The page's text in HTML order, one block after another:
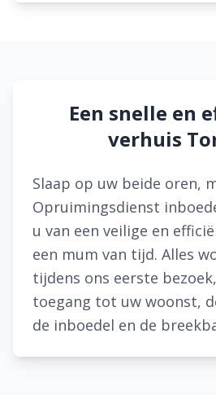
Een snelle en
verhuis
Slaap op uw beide oren,
Opruimingsdienst
u van een veilige en
een mum van tijd. Alles
tijdens ons eerste
toegang tot uw woonst,
de inboedel en de